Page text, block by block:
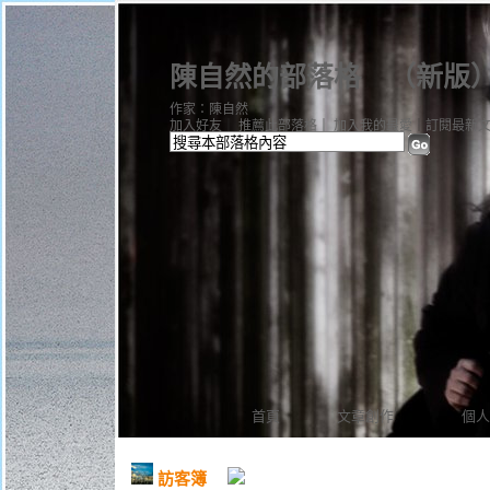
陳自然的部落格（新版
首頁 文章創作 個
加入好友 推薦此部落格 加入我的最愛 訂閱最新
作家：陳自然
訪客簿